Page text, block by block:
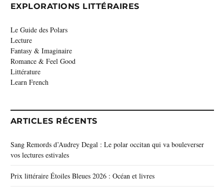
EXPLORATIONS LITTÉRAIRES
Le Guide des Polars
Lecture
Fantasy & Imaginaire
Romance & Feel Good
Littérature
Learn French
ARTICLES RÉCENTS
Sang Remords d’Audrey Degal : Le polar occitan qui va bouleverser
vos lectures estivales
Prix littéraire Étoiles Bleues 2026 : Océan et livres